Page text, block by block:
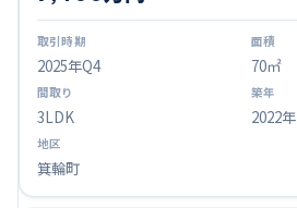
2025年Q4 70㎡
3LDK 2022年
箕輪町